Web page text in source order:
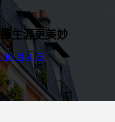
生涯更美妙
10 月 4 日